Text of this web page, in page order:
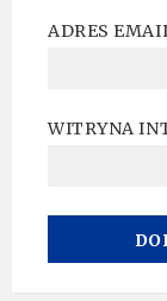
ADRES
WITRYNA